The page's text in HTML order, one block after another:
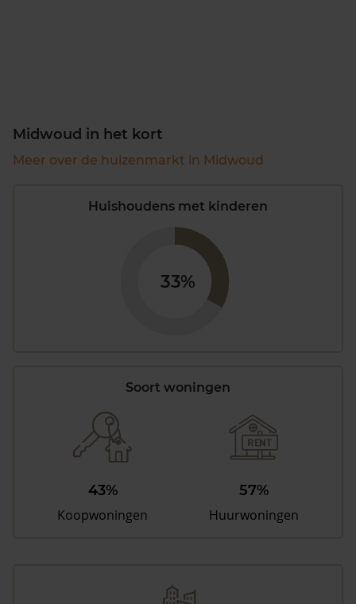
Midwoud in het kort
Meer over de huizenmarkt in Midwoud
Huishoudens met kinderen
33%
Soort woningen
43%
Koopwoningen
57%
Huurwoningen